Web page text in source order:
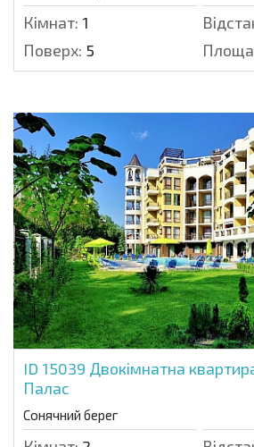
Кімнат: 1
Поверх: 5
ID 15039 Двокімнатна
Палас
Сонячний берег